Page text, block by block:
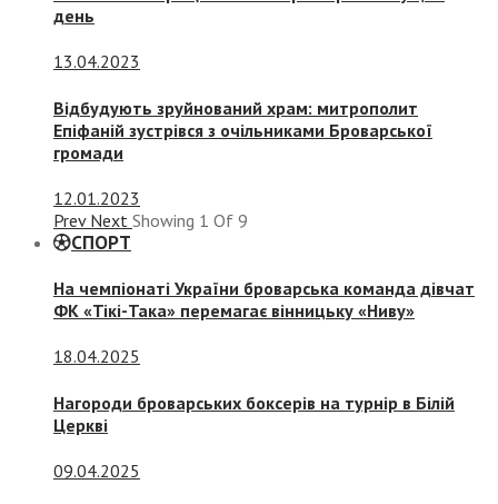
день
13.04.2023
Відбудують зруйнований храм: митрополит
Епіфаній зустрівся з очільниками Броварської
громади
12.01.2023
Prev Next Showing 1 Of 9
СПОРТ
На чемпіонаті України броварська команда дівчат
ФК «Тікі-Така» перемагає вінницьку «Ниву»
18.04.2025
Нагороди броварських боксерів на турнір в Білій
Церкві
09.04.2025